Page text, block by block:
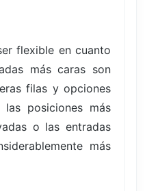
flexible en cuanto
más caras son
filas y opciones
las posiciones más
o las entradas
más